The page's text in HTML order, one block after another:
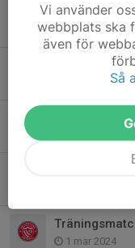
Årets
26 nov 2024
Reflektioner
8 okt 2024
Årets
1 mar 2024
Vi använder
webbplats ska
även för
Så